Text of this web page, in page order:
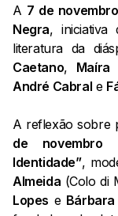
A 7 de novembro
Negra, iniciativa
literatura da
Caetano, Maíra
André Cabral e
A reflexão sobre
de novembro
Identidade”,
Almeida (Colo di
Lopes e